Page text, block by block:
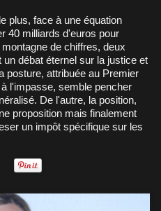
plus, face à une équation
40 milliards d'euros pour
de chiffres, deux
débat éternel sur la justice et
posture, attribuée au Premier
l'impasse, semble pencher
De l'autre, la position,
proposition mais finalement
un impôt spécifique sur les